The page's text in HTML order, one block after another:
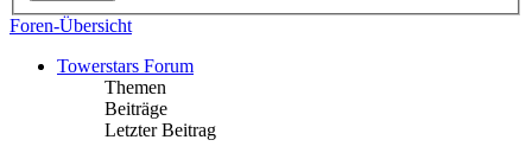
Foren-Übersicht
Towerstars Forum
Themen
Beiträge
Letzter Beitrag